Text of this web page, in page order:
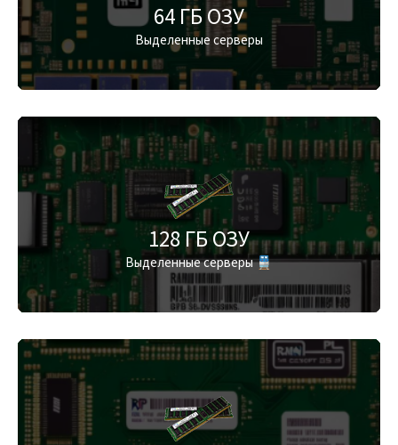
64 ГБ ОЗУ
Выделенные серверы
128 ГБ ОЗУ
Выделенные серверы 🚆